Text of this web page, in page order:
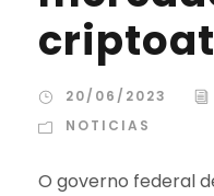
20/06/2023
NOTICIAS
O governo federal